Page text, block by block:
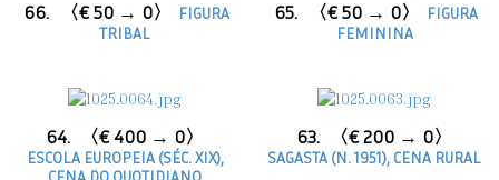
66. 〈€ 50 → 0〉
FIGURA
TRIBAL
65. 〈€ 50 → 0〉
FIGURA
FEMININA
64. 〈€ 400 → 0〉
ESCOLA EUROPEIA (SÉC. XIX),
63. 〈€ 200 → 0〉
SAGASTA (N. 1951), CENA RURAL